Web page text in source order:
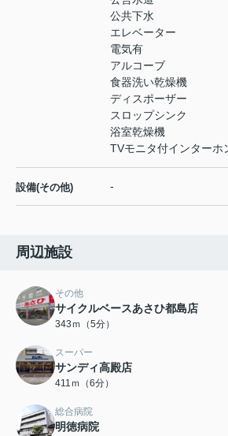
公共下水
エレベーター
電気有
アルコーブ
食器洗い乾燥機
ディスポーザー
スロップシンク
浴室乾燥機
TVモニタ付インターホ
設備(その他) -
周辺施設
その他
サイクルベースあさひ都島店
343ｍ（5分）
スーパー
サンディ高殿店
411ｍ（6分）
総合病院
明徳病院